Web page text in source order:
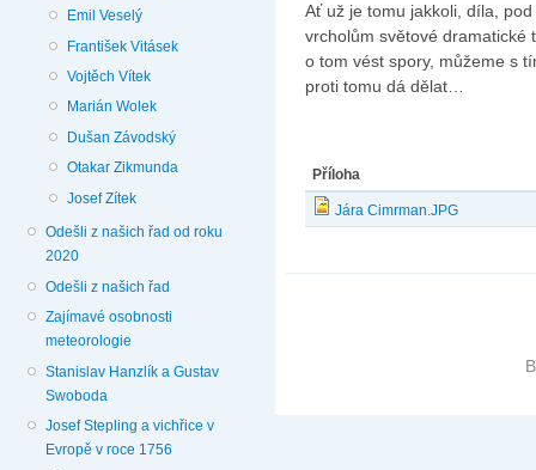
Emil Veselý
František Vitásek
Vojtěch Vítek
Marián Wolek
Dušan Závodský
Otakar Zikmunda
Josef Zítek
Odešli z našich řad od roku
2020
Odešli z našich řad
Zajímavé osobnosti
meteorologie
Stanislav Hanzlík a Gustav
Swoboda
Josef Stepling a vichřice v
Evropě v roce 1756
Ať už je tomu jakkoli, díla,
vrcholům světové dramatické
o tom vést spory, můžeme s
proti tomu dá dělat…
Příloha
Jára Cimrman.JPG